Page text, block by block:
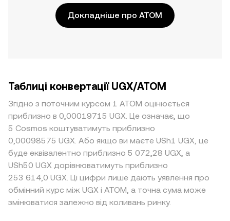
Докладніше про ATOM
Таблиці конвертації UGX/ATOM
Згідно з поточним курсом 1 ATOM оцінюється
приблизно в 0,00019715 UGX. Це означає, що
5 Cosmos коштуватимуть приблизно
0,00098575 UGX. Або якщо ви маєте USh1 UGX, це
буде еквівалентно приблизно 5 072,28 UGX, а
USh50 UGX дорівнюватимуть приблизно
253 614,0 UGX. Ці цифри лише дають уявлення про
обмінний курс між UGX і ATOM, а точна сума може
змінюватися залежно від коливань ринку.